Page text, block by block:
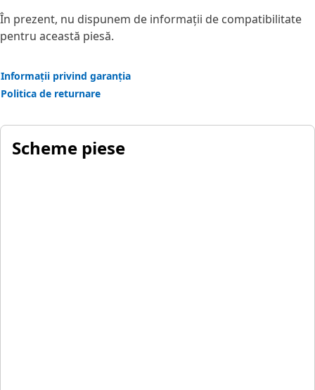
În prezent, nu dispunem de informații de compatibilitate
pentru această piesă.
Informații privind garanția
Politica de returnare
Scheme piese